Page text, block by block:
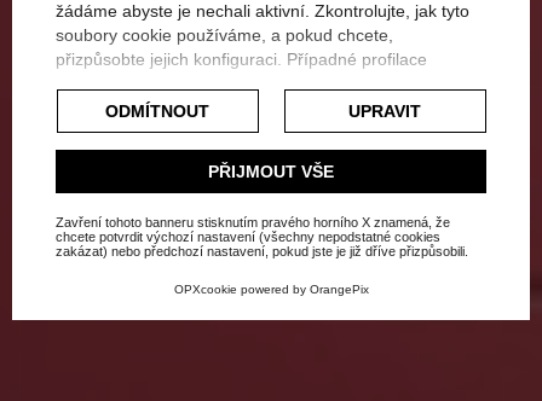
žádáme abyste je nechali aktivní. Zkontrolujte, jak tyto
soubory cookie používáme, a pokud chcete,
přizpůsobte jejich konfiguraci. Případné profilace
získání souhlasu uživatele.
Podívejte se na rozšířené zásady týkající se
ODMÍTNOUT UPRAVIT
PŘIJMOUT VŠE
Zavření tohoto banneru stisknutím pravého horního X znamená, že
chcete potvrdit výchozí nastavení (všechny nepodstatné cookies
zakázat) nebo předchozí nastavení, pokud jste je již dříve přizpůsobili.
OPXcookie powered by OrangePix
Přehlídka italských
interiérových dveří: které
vás nezklamou?
Blog - IDW Italia